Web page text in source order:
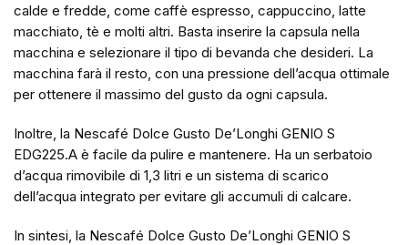
calde e fredde, come caffè espresso, cappuccino, latte
macchiato, tè e molti altri. Basta inserire la capsula nella
macchina e selezionare il tipo di bevanda che desideri. La
macchina farà il resto, con una pressione dell’acqua ottimale
per ottenere il massimo del gusto da ogni capsula.
Inoltre, la Nescafé Dolce Gusto De’Longhi GENIO S
EDG225.A è facile da pulire e mantenere. Ha un serbatoio
d’acqua rimovibile di 1,3 litri e un sistema di scarico
dell’acqua integrato per evitare gli accumuli di calcare.
In sintesi, la Nescafé Dolce Gusto De’Longhi GENIO S